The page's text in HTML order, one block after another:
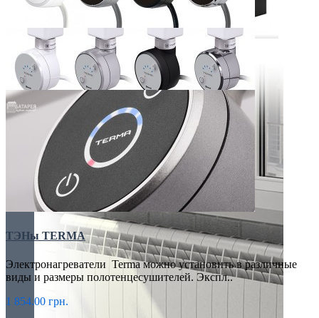
ЭЛЕКТРО РАДИАТОРЫ
ТЭНы TERMA
Электронагреватели Terma можно установить в различные
виды и размеры полотенцесушителей. Экспл..
1 854.00 грн.